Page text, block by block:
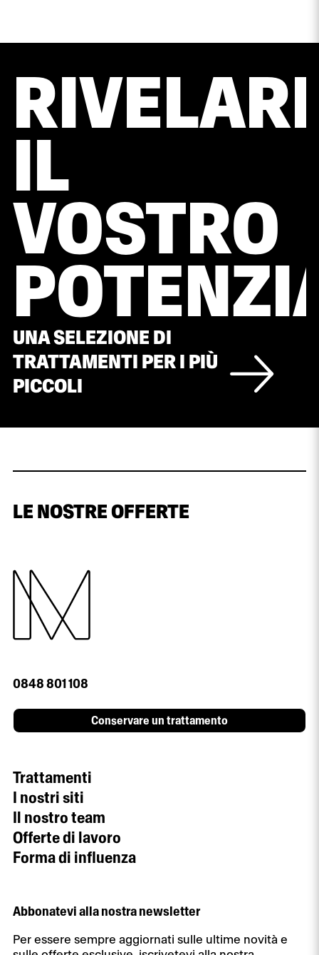
IL
VOSTRO
UNA SELEZIONE DI
TRATTAMENTI PER I PIÙ
PICCOLI
LE NOSTRE OFFERTE
0848 801 108
Conservare un trattamento
Trattamenti
I nostri siti
Il nostro team
Offerte di lavoro
Forma di influenza
Abbonatevi alla nostra newsletter
Per essere sempre aggiornati sulle ultime novità e